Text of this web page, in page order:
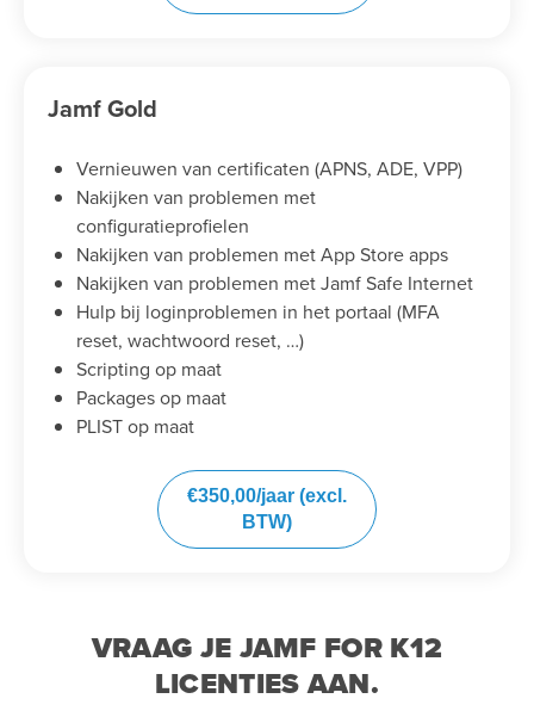
Jamf Gold
Vernieuwen van certificaten (APNS, ADE, VPP)
Nakijken van problemen met
configuratieprofielen
Nakijken van problemen met App Store apps
Nakijken van problemen met Jamf Safe Internet
Hulp bij loginproblemen in het portaal (MFA
reset, wachtwoord reset, …)
Scripting op maat
Packages op maat
PLIST op maat
€350,00/jaar (excl.
BTW)
VRAAG JE JAMF FOR K12
LICENTIES AAN.